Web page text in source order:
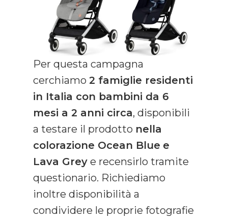
Per questa campagna
cerchiamo 2 famiglie residenti
in Italia con bambini da 6
mesi a 2 anni circa, disponibili
a testare il prodotto nella
colorazione Ocean Blue e
Lava Grey e recensirlo tramite
questionario. Richiediamo
inoltre disponibilità a
condividere le proprie fotografie